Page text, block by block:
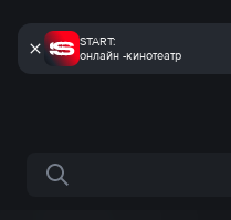
START:
онлайн -кинотеатр
Поиск по сайту